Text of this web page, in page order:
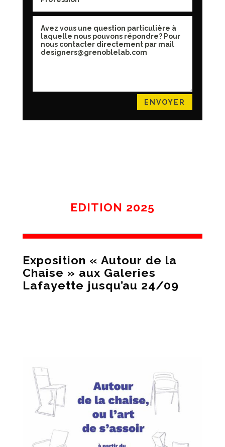
ENVOYER
EDITION 2025
Exposition « Autour de la
Chaise » aux Galeries
Lafayette jusqu’au 24/09